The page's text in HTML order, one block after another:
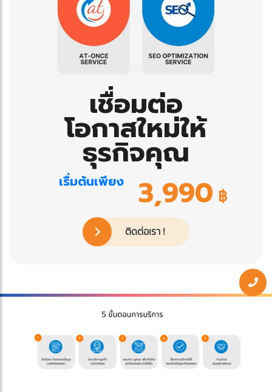
เชื่อมต่อ
โอกาสใหม่ให้
ธุรกิจคุณ
เรื่มต้นเพียง 3,990 ฿
ติดต่อเรา !